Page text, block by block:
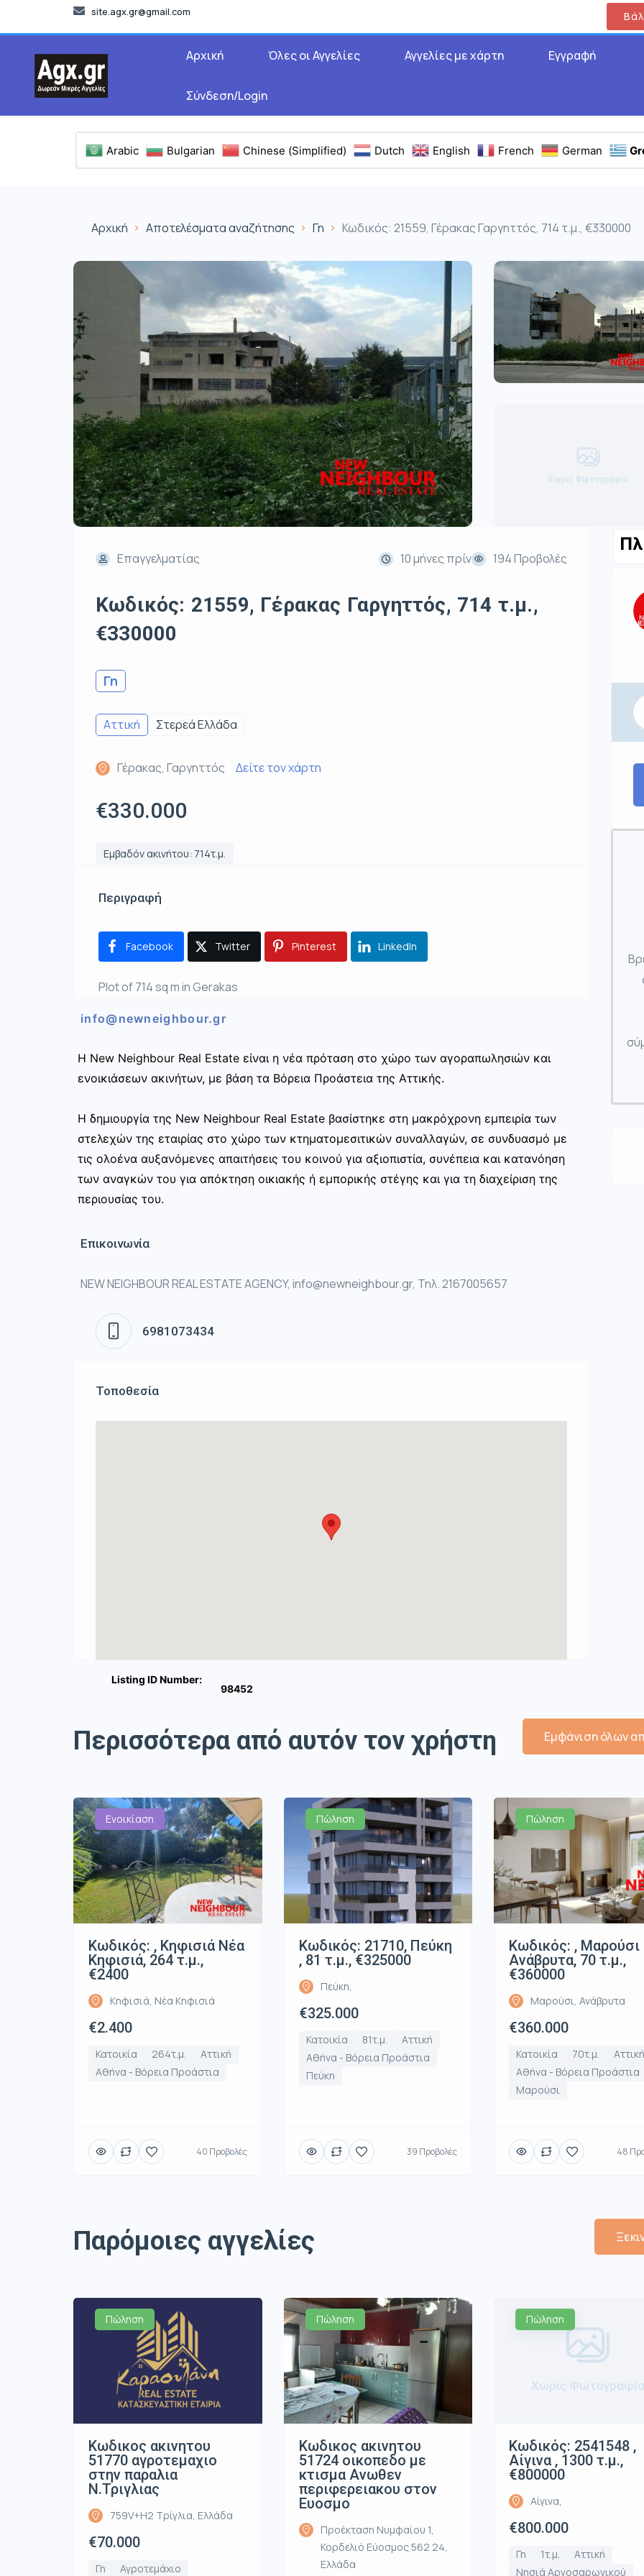
site.agx.gr@gmail.com
Αρχική Όλες οι Αγγελίες Αγγελίες με χάρτη Εγγραφή
Σύνδεση/Login
Arabic Bulgarian Chinese (Simplified) Dutch English French German
Αρχική Αποτελέσματα αναζήτησης Γη Κωδικός: 21559, Γέρακας Γαργηττός, 714 τ.μ., €330000
Χωρίς Φωτογραφία
Επαγγελματίας 10 μήνες πρίν 194 Προβολές
Κωδικός: 21559, Γέρακας Γαργηττός, 714 τ.μ.,
€330000
Γη
Αττική Στερεά Ελλάδα
Γέρακας, Γαργηττός Δείτε τον χάρτη
€330.000
Εμβαδόν ακινήτου: 714τ.μ.
Περιγραφή
Facebook Twitter Pinterest LinkedIn
Plot of 714 sq m in Gerakas
info@newneighbour.gr
Η New Neighbour Real Estate είναι η νέα πρόταση στο χώρο των αγοραπωλησιών και
ενοικιάσεων ακινήτων, με βάση τα Βόρεια Προάστεια της Αττικής.
Η δημιουργία της New Neighbour Real Estate βασίστηκε στη μακρόχρονη εμπειρία των
στελεχών της εταιρίας στο χώρο των κτηματομεσιτικών συναλλαγών, σε συνδυασμό με
τις ολοένα αυξανόμενες απαιτήσεις του κοινού για αξιοπιστία, συνέπεια και κατανόηση
των αναγκών του για απόκτηση οικιακής ή εμπορικής στέγης και για τη διαχείριση της
περιουσίας του.
Επικοινωνία
NEW NEIGHBOUR REAL ESTATE AGENCY, info@newneighbour.gr, Τηλ. 2167005657
6981073434
Τοποθεσία
Listing ID Number:
98452
Περισσότερα από αυτόν τον χρήστη Εμφάνιση όλων
Ενοικίαση
Κωδικός: , Κηφισιά Νέα
Κηφισιά, 264 τ.μ.,
€2400
Κηφισιά, Νέα Κηφισιά
€2.400
Κατοικία 264τ.μ.
Αττική
Αθήνα - Βόρεια Προάστια
40 Προβολές
Πώληση
Κωδικός: 21710, Πεύκη
, 81 τ.μ., €325000
Πεύκη,
€325.000
Κατοικία 81τ.μ.
Αττική
Αθήνα - Βόρεια Προάστια
Πεύκη
39 Προβολές
Πώληση
Κωδικός: , Μαρούσι
Ανάβρυτα, 70 τ.μ.,
€360000
Μαρούσι, Ανάβρυτα
€360.000
Κατοικία 70τ.μ.
Αττική
Αθήνα - Βόρεια Προάστια
Μαρούσι
48
Παρόμοιες αγγελίες
Πώληση
Κωδικος ακινητου
51770 αγροτεμαχιο
στην παραλια
Ν.Τριγλιας
759V+H2 Τρίγλια, Ελλάδα
€70.000
Γη Αγροτεμάχιο
Πώληση
Κωδικος ακινητου
51724 οικοπεδο με
κτισμα Ανωθεν
περιφερειακου στον
Ευοσμο
Προέκταση Νυμφαίου 1,
Κορδελιό Εύοσμος 562 24,
Ελλάδα
Πώληση
Χωρίς Φωτογραφία
Κωδικός: 2541548 ,
Αίγινα , 1300 τ.μ.,
€800000
Αίγινα,
€800.000
Γη 1τ.μ.
Αττική
Νησιά Αργοσαρωνικού